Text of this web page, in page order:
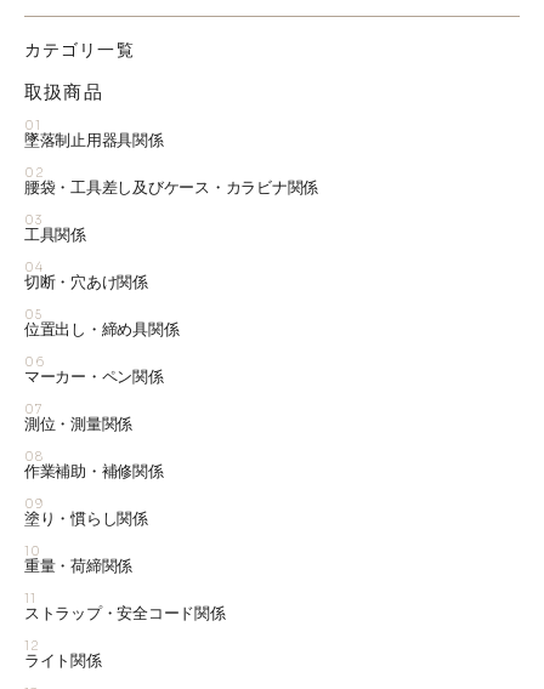
カテゴリ一覧
取扱商品
01
墜落制止用器具関係
02
腰袋・工具差し及びケース・カラビナ関係
03
工具関係
04
切断・穴あけ関係
05
位置出し・締め具関係
06
マーカー・ペン関係
07
測位・測量関係
08
作業補助・補修関係
09
塗り・慣らし関係
10
重量・荷締関係
11
ストラップ・安全コード関係
12
ライト関係